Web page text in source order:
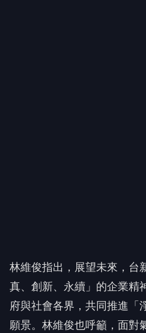
林維俊指出，展望未來，台
真、創新、永續」的企業精
府與社會各界，共同推進「
願景。林維俊也呼籲，面對